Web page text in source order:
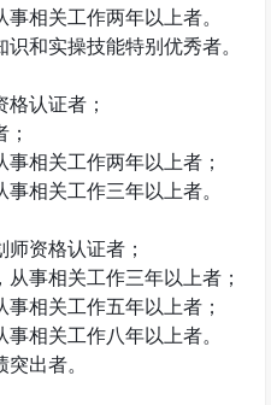
相关工作两年以上者。
和实操技能特别优秀者。
认证者；
相关工作两年以上者；
相关工作三年以上者。
资格认证者；
事相关工作三年以上者；
相关工作五年以上者；
相关工作八年以上者。
出者。